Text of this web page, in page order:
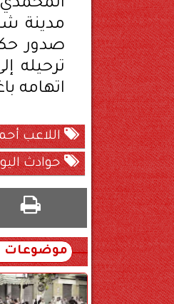
مدينة
ترحيله
اتهامه
اللاعب
حوادث
موضوعات